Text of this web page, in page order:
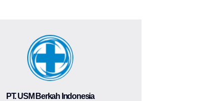
PT. USM Berkah Indonesia